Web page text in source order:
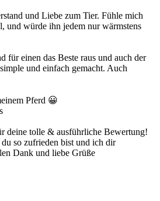
und Liebe zum Tier. Fühle mich
und würde ihn jedem nur wärmstens
für einen das Beste raus und auch der
und einfach gemacht. Auch
Pferd 😀
deine tolle & ausführliche Bewertung!
so zufrieden bist und ich dir
Dank und liebe Grüße